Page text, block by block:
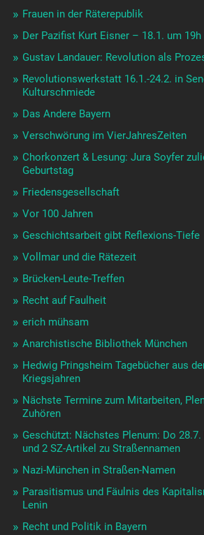
Frauen in der Räterepublik
Der Pazifist Kurt Eisner – 18.1. um 19h
Gustav Landauer: Revolution als
Revolutionswerkstatt 16.1.-24.2. in
Kulturschmiede
Das Andere Bayern
Verschwörung im VierJahresZeiten
Chorkonzert & Lesung: Jura Soyfer
Geburtstag
Friedensgesellschaft
Vor 100 Jahren
Geschichtsarbeit gibt Reflexions-Tiefe
Vollmar und die Rätezeit
Brücken-Leute-Treffen
Recht auf Faulheit
erich mühsam
Anarchistische Bibliothek München
Hedwig Pringsheim Tagebücher aus
Kriegsjahren
Nächste Termine zum Mitarbeiten,
Zuhören
Geschützt: Nächstes Plenum: Do
und 2 SZ-Artikel zu Straßennamen
Nazi-München in Straßen-Namen
Parasitismus und Fäulnis des
Lenin
Recht und Politik in Bayern